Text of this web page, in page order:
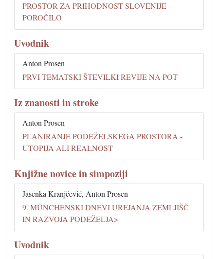
PROSTOR ZA PRIHODNOST SLOVENIJE -
POROČILO
Uvodnik
Anton Prosen
PRVI TEMATSKI ŠTEVILKI REVIJE NA POT
Iz znanosti in stroke
Anton Prosen
PLANIRANJE PODEŽELSKEGA PROSTORA -
UTOPIJA ALI REALNOST
Knjižne novice in simpoziji
Jasenka Kranjčević, Anton Prosen
9. MÜNCHENSKI DNEVI UREJANJA ZEMLJIŠČ
IN RAZVOJA PODEŽELJA>
Uvodnik